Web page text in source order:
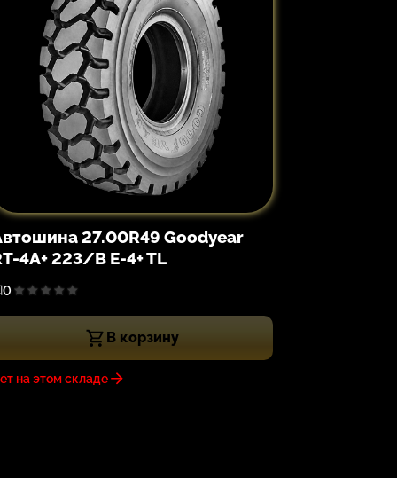
27.00R49 Goodyear
4A+ 223/B E-4+ TL
0
В корзину
на этом складе